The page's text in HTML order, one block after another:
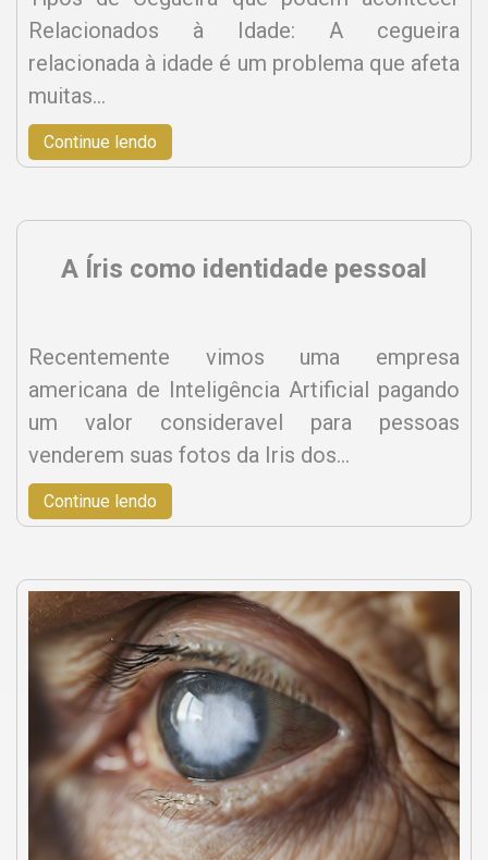
Relacionados à Idade: A cegueira
relacionada à idade é um problema que afeta
muitas…
Continue lendo
A Íris como identidade pessoal
Recentemente vimos uma empresa
americana de Inteligência Artificial pagando
um valor consideravel para pessoas
venderem suas fotos da Iris dos…
Continue lendo